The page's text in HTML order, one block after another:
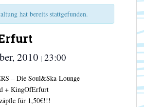
hat bereits stattgefunden.
2010 | 23:00
– Die Soul&Ska-Lounge
+ KingOfErfurt
für 1,50€!!!